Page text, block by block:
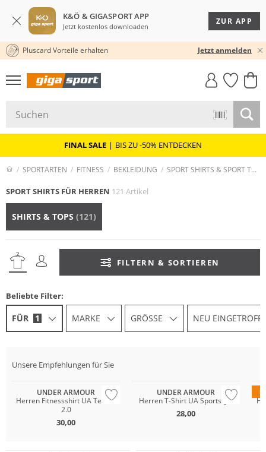
K&Ö & GIGASPORT APP
Jetzt kostenlos downloaden
ZUR APP
★★★★★ 4,8 / 5,0 STERNE
Pluscard Vorteile erhalten Jetzt anmelden
GIGASTYLE
FAHRRAD­
MUST-HAVE
FINAL SALE | BIS ZU -50% ENTDECKEN
SPORTARTEN FITNESS BEKLEIDUNG SPORT SHIRTS & SPORT TOPS
SPORT SHIRTS FÜR HERREN 121 Artikel
SHIRTS & TOPS (121)
FILTERN & SORTIEREN
Beliebte Filter:
FÜR 1 MARKE GRÖSSE NEU
Unsere Empfehlungen für Sie
Preis & Wert
UNDER ARMOUR
Herren Fitnessshirt UA Tech™
2.0
30,00
UNDER ARMOUR
Herren T-Shirt UA Sportstyle
28,00